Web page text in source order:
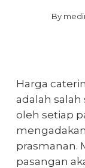
By
Harga
adalah
oleh setiap
prasmanan.
pasangan